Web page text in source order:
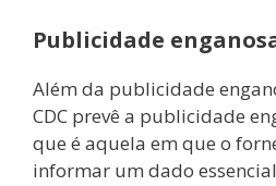
Publicidade
Além da publicidade
CDC prevê a publicidade
que é aquela em que o
informar um dado